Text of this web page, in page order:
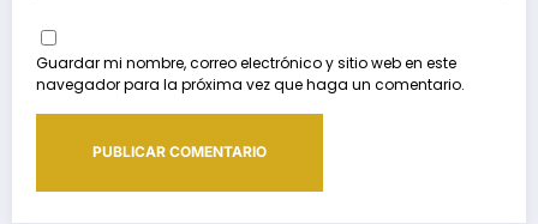
Guardar mi nombre, correo electrónico y sitio web en este
navegador para la próxima vez que haga un comentario.